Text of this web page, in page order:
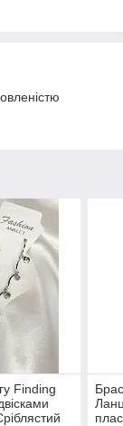
Finding